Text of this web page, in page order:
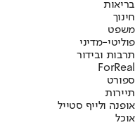
בריאות
חינוך
משפט
פוליטי-מדיני
תרבות ובידור
ForReal
ספורט
תיירות
אופנה ולייף סטייל
אוכל